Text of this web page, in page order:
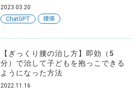
2023.03.20
ChatGPT
腰痛
【ぎっくり腰の治し方】即効（5
分）で治して子どもを抱っこできる
ようになった方法
2022.11.16